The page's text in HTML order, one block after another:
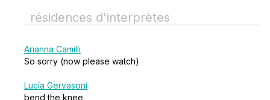
résidences d'interprètes
Arianna Camilli
So sorry (now please watch)
Lucía Gervasoni
bend the knee